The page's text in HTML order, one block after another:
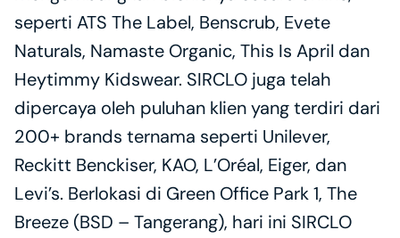
seperti ATS The Label, Benscrub, Evete
Naturals, Namaste Organic, This Is April dan
Heytimmy Kidswear. SIRCLO juga telah
dipercaya oleh puluhan klien yang terdiri dari
200+ brands ternama seperti Unilever,
Reckitt Benckiser, KAO, L’Oréal, Eiger, dan
Levi’s. Berlokasi di Green Office Park 1, The
Breeze (BSD – Tangerang), hari ini SIRCLO